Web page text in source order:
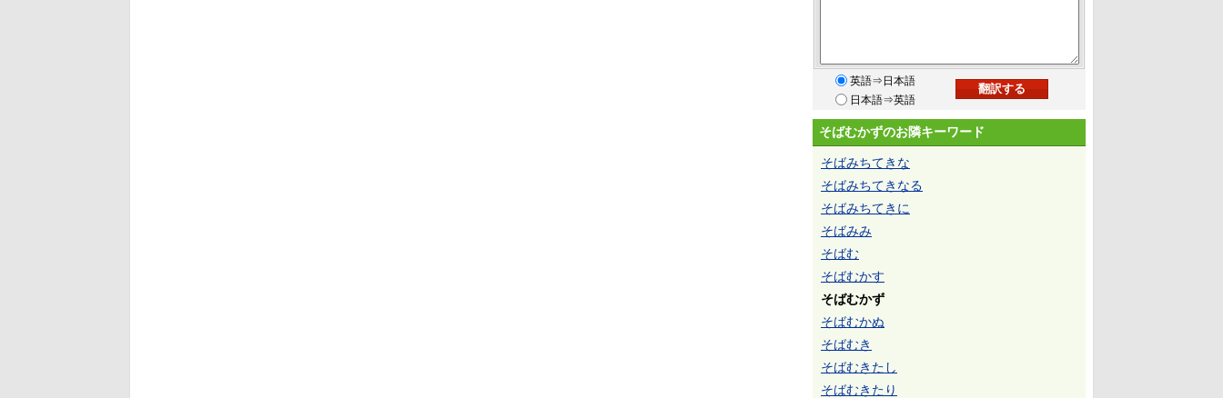
英語⇒日本語
日本語⇒英語
そばむかずのお隣キーワード
そばみちてきな
そばみちてきなる
そばみちてきに
そばみみ
そばむ
そばむかす
そばむかず
そばむかぬ
そばむき
そばむきたし
そばむきたり